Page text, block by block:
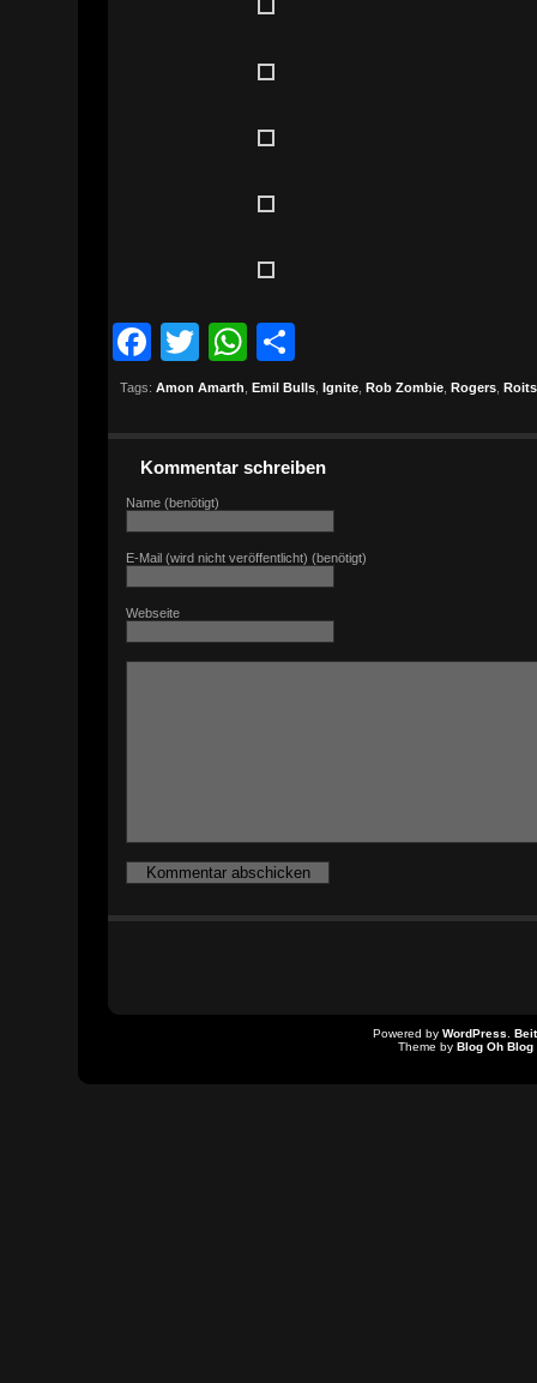
Facebook
TwitterWhatsApp
Tags: Amon Amarth Emil Bulls Ignite Rob Zombie Rogers
Kommentar schreiben
Name (benötigt)
E-Mail (wird nicht veröffentlicht) (benötigt)
Webseite
Powered by WordPress
Theme by Blog Oh Blog